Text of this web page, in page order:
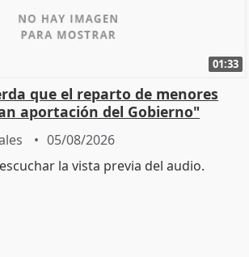
01:33
que el reparto de menores
aportación del Gobierno"
05/08/2026